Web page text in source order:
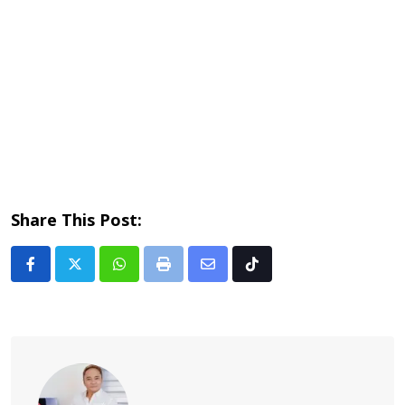
Share This Post:
Whatsapp
Print
Share Tiktok